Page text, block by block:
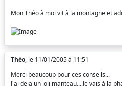
Mon Théo à moi vit à la montagne et
Théo, le 11/01/2005 à 11:51
Merci beaucoup pour ces conseils...
J'ai deja un joli manteau....Je vais à la